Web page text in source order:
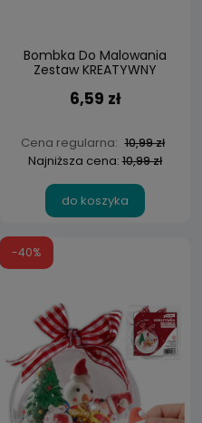
Bombka Do Malowania
Zestaw KREATYWNY
6,59 zł
Cena regularna: 10,99 zł
Najniższa cena:10,99 zł
do koszyka
-40%